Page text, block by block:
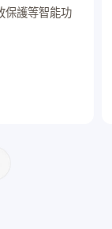
保護等智能功